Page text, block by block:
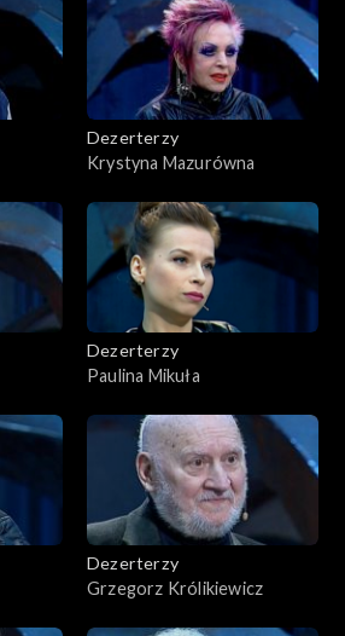
Dezerterzy
Krystyna Mazurówna
Dezerterzy
Paulina Mikuła
Dezerterzy
Grzegorz Królikiewicz